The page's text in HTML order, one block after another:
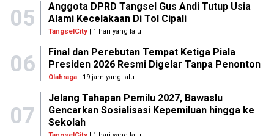
05
Anggota DPRD Tangsel Gus Andi Tutup Usia
Alami Kecelakaan Di Tol Cipali
TangselCity| 1 hari yang lalu
06
Final dan Perebutan Tempat Ketiga Piala
Presiden 2026 Resmi Digelar Tanpa Penonton
Olahraga| 19 jam yang lalu
07
Jelang Tahapan Pemilu 2027, Bawaslu
Gencarkan Sosialisasi Kepemiluan hingga ke
Sekolah